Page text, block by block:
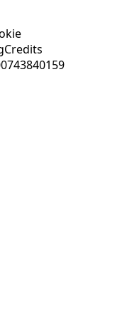
Credits